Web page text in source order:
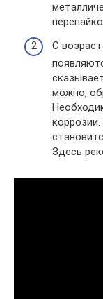
С
можно,
Здесь